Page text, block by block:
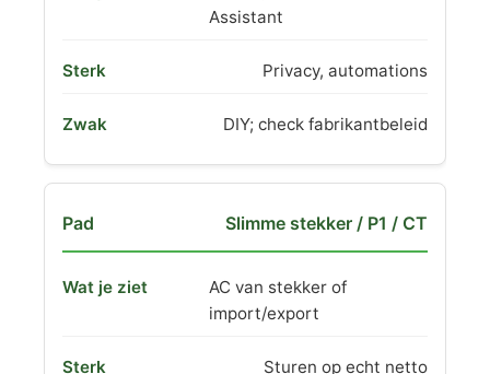
Assistant
Privacy, automations
DIY; check fabrikantbeleid
Slimme stekker / P1 / CT
AC van stekker of
import/export
Sturen op echt netto